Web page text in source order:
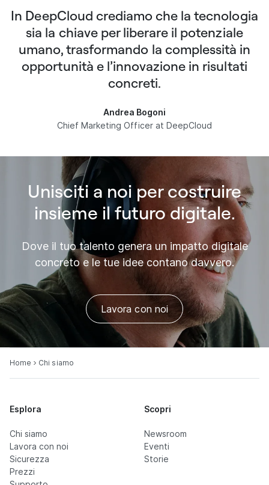
In DeepCloud crediamo che la tecnologia
sia la chiave per liberare il potenziale
umano, trasformando la complessità in
opportunità e l’innovazione in risultati
concreti.
Andrea Bogoni
Chief Marketing Officer at DeepCloud
Unisciti a noi per costruire
insieme il futuro digitale.
Dove il tuo talento genera un impatto digitale
concreto e le tue idee contano davvero.
Lavora con noi
Home Chi siamo
Esplora
Chi siamo
Lavora con noi
Sicurezza
Prezzi
Scopri
Newsroom
Eventi
Storie